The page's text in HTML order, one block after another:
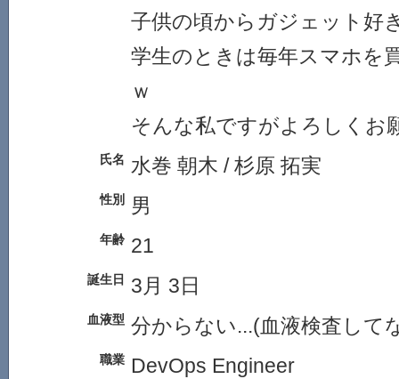
子供の頃からガジェット好
学生のときは毎年スマホを
ｗ
そんな私ですがよろしくお
氏名 水巻 朝木 / 杉原 拓実
性別 男
年齢 21
誕生日 3月 3日
血液型 分からない...(血液検査して
職業 DevOps Engineer